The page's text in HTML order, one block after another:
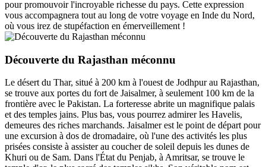
pour promouvoir l'incroyable richesse du pays. Cette expression
vous accompagnera tout au long de votre voyage en Inde du Nord,
où vous irez de stupéfaction en émerveillement !
Découverte du Rajasthan méconnu
Le désert du Thar, situé à 200 km à l'ouest de Jodhpur au Rajasthan,
se trouve aux portes du fort de Jaisalmer, à seulement 100 km de la
frontière avec le Pakistan. La forteresse abrite un magnifique palais
et des temples jains. Plus bas, vous pourrez admirer les Havelis,
demeures des riches marchands. Jaisalmer est le point de départ pour
une excursion à dos de dromadaire, où l'une des activités les plus
prisées consiste à assister au coucher de soleil depuis les dunes de
Khuri ou de Sam. Dans l'État du Penjab, à Amritsar, se trouve le